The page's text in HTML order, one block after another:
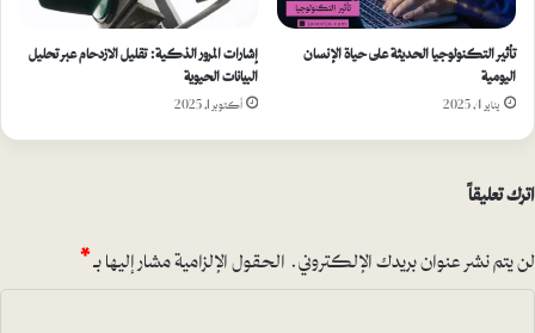
تأثير التكنولوجيا الحديثة على حياة الإنسان
اليومية
يناير 4, 2025
إشارات المرور الذكية: تقليل الازدحام عبر تحليل
البيانات الحيوية
أكتوبر 1, 2025
اترك تعليقاً
لن يتم نشر عنوان بريدك الإلكتروني.الحقول الإلزامية مشار إليها بـ*
ا